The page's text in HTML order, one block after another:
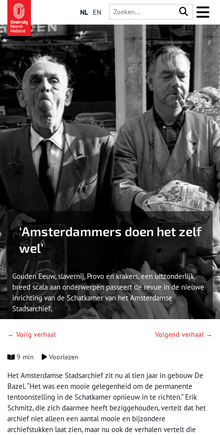
NL EN
‘Amsterdammers doen het zelf
wel’
Gouden Eeuw, slavernij, Provo en krakers, een uitzonderlijk
breed scala aan onderwerpen passeert de revue in de nieuwe
inrichting van de Schatkamer van het Amsterdamse
Stadsarchief.
← Vorig verhaal Volgend verhaal →
9 min Voorlezen
Het Amsterdamse Stadsarchief zit nu al tien jaar in gebouw De
Bazel. “Het was een mooie gelegenheid om de permanente
tentoonstelling in de Schatkamer opnieuw in te richten.” Erik
Schmitz, die zich daarmee heeft beziggehouden, vertelt dat het
archief niet alleen een aantal mooie en bijzondere
archiefstukken laat zien, maar nu ook de verhalen vertelt die